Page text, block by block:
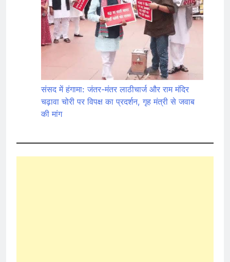
संसद में हंगामा: जंतर-मंतर लाठीचार्ज और राम मंदिर
चढ़ावा चोरी पर विपक्ष का प्रदर्शन, गृह मंत्री से जवाब
की मांग